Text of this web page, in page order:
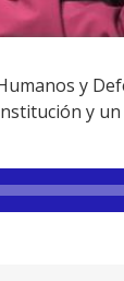
y
y